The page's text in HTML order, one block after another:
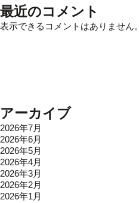
最近のコメント
表示できるコメントはありません。
アーカイブ
2026年7月
2026年6月
2026年5月
2026年4月
2026年3月
2026年2月
2026年1月